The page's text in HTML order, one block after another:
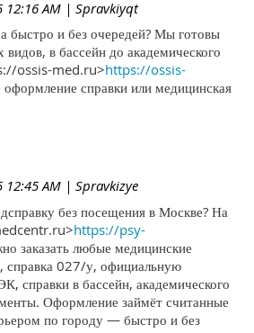
12:16 AM | Spravkiyqt
быстро и без очередей? Мы готовы
в бассейн до академического
ossis-med.ru>https://ossis-
оформление справки или медицинская
12:45 AM | Spravkizye
без посещения в Москве? На
https://psy-
заказать любые медицинские
027/у, официальную
справки в бассейн, академического
Оформление займёт считанные
по городу — быстро и без